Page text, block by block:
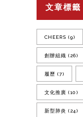
文章標籤
CHEERS (9)
創辦組織 (26)
履歷 (7)
文化推廣 (10)
新型肺炎 (24)